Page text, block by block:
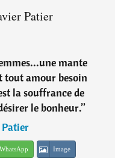
Patier
mante
tout amour besoin
la souffrance de
le bonheur.”
WhatsApp Image